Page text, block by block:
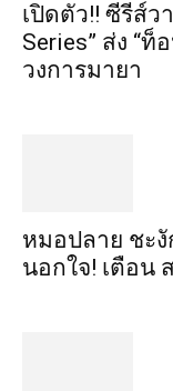
เปิดตัว!! ซีรีส์ว
Series” ส่ง “
วงการมายา
หมอปลาย ชะงั
นอกใจ! เตือน